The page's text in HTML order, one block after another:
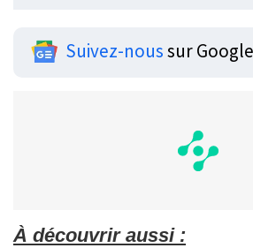
Suivez-noussur
À découvrir aussi :